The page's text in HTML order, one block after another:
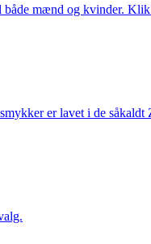
mænd og kvinder. Klik
er lavet i de